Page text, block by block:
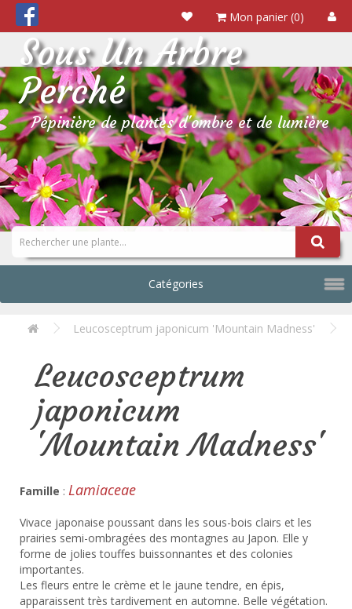
Mon panier (0)
Sous Un Arbre
Perché
Pépinière de plantes d'ombre et de lumière
Catégories
Leucosceptrum japonicum 'Mountain Madness'
Leucosceptrum
japonicum
'Mountain Madness'
Famille : Lamiaceae
Vivace japonaise poussant dans les sous-bois clairs et les
prairies semi-ombragées des montagnes au Japon. Elle y
forme de jolies touffes buissonnantes et des colonies
importantes.
Les fleurs entre le crème et le jaune tendre, en épis,
apparaissent très tardivement en automne. Belle végétation.